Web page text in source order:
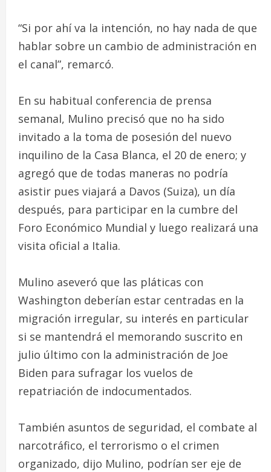
“Si por ahí va la intención, no hay nada de que
hablar sobre un cambio de administración en
el canal”, remarcó.
En su habitual conferencia de prensa
semanal, Mulino precisó que no ha sido
invitado a la toma de posesión del nuevo
inquilino de la Casa Blanca, el 20 de enero; y
agregó que de todas maneras no podría
asistir pues viajará a Davos (Suiza), un día
después, para participar en la cumbre del
Foro Económico Mundial y luego realizará una
visita oficial a Italia.
Mulino aseveró que las pláticas con
Washington deberían estar centradas en la
migración irregular, su interés en particular
si se mantendrá el memorando suscrito en
julio último con la administración de Joe
Biden para sufragar los vuelos de
repatriación de indocumentados.
También asuntos de seguridad, el combate al
narcotráfico, el terrorismo o el crimen
organizado, dijo Mulino, podrían ser eje de